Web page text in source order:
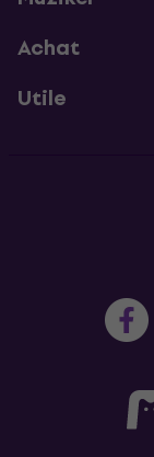
Achat
Utile